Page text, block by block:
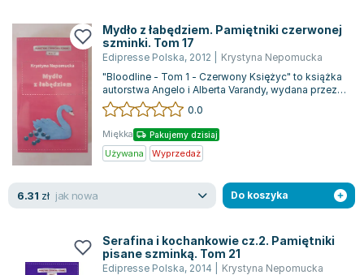
Mydło z łabędziem. Pamiętniki czerwonej
szminki. Tom 17
Edipresse Polska, 2012
Krystyna Nepomucka
"Bloodline - Tom 1 - Czerwony Księżyc" to książka
autorstwa Angelo i Alberta Varandy, wydana przez
Motopol - Twój Komiks Sp. z o.o...
0.0
Miękka Pakujemy dzisiaj
Używana Wyprzedaż
6.31 zł jak nowa Do koszyka
Serafina i kochankowie cz.2. Pamiętniki
pisane szminką. Tom 21
Edipresse Polska, 2014
Krystyna Nepomucka